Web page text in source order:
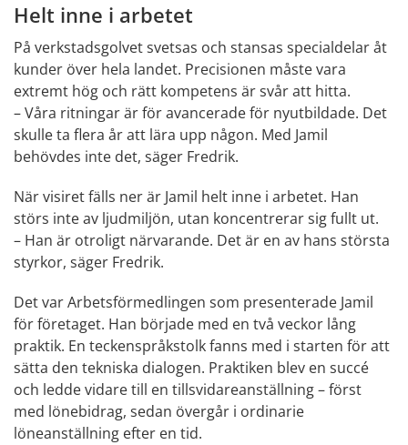
Helt inne i arbetet
På verkstadsgolvet svetsas och stansas specialdelar åt
kunder över hela landet. Precisionen måste vara
extremt hög och rätt kompetens är svår att hitta.
– Våra ritningar är för avancerade för nyutbildade. Det
skulle ta flera år att lära upp någon. Med Jamil
behövdes inte det, säger Fredrik.
När visiret fälls ner är Jamil helt inne i arbetet. Han
störs inte av ljudmiljön, utan koncentrerar sig fullt ut.
– Han är otroligt närvarande. Det är en av hans största
styrkor, säger Fredrik.
Det var Arbetsförmedlingen som presenterade Jamil
för företaget. Han började med en två veckor lång
praktik. En teckenspråkstolk fanns med i starten för att
sätta den tekniska dialogen. Praktiken blev en succé
och ledde vidare till en tillsvidareanställning – först
med lönebidrag, sedan övergår i ordinarie
löneanställning efter en tid.